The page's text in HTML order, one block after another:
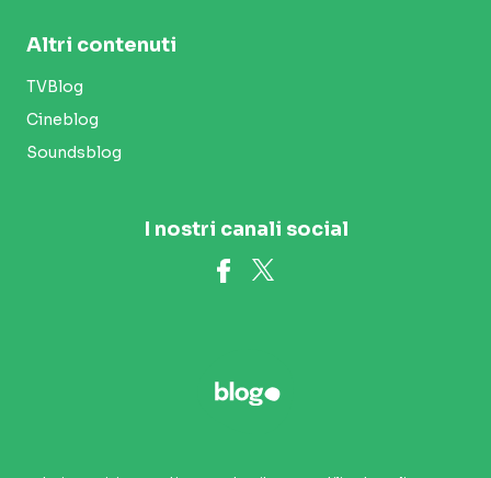
Altri contenuti
TVBlog
Cineblog
Soundsblog
I nostri canali social